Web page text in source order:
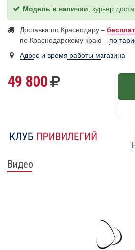
Модель в наличии , курьер
Доставка по Краснодару –
по Краснодарскому краю – по
Адрес и время работы магазина
49 800
Видео